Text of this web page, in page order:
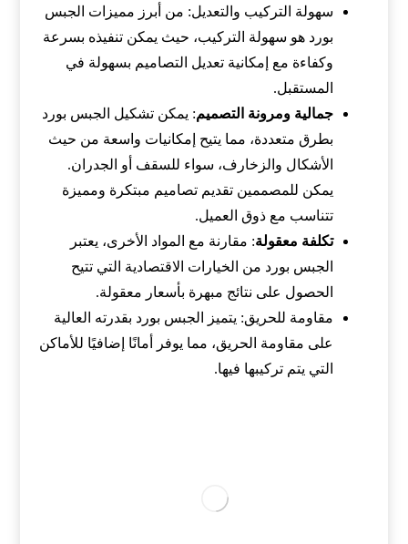
سهولة التركيب والتعديل: من أبرز مميزات الجبس
بورد هو سهولة التركيب، حيث يمكن تنفيذه بسرعة
وكفاءة مع إمكانية تعديل التصاميم بسهولة في
المستقبل.
جمالية ومرونة التصميم: يمكن تشكيل الجبس بورد
بطرق متعددة، مما يتيح إمكانيات واسعة من حيث
الأشكال والزخارف، سواء للسقف أو الجدران.
يمكن للمصممين تقديم تصاميم مبتكرة ومميزة
تتناسب مع ذوق العميل.
تكلفة معقولة: مقارنة مع المواد الأخرى، يعتبر
الجبس بورد من الخيارات الاقتصادية التي تتيح
الحصول على نتائج مبهرة بأسعار معقولة.
مقاومة للحريق: يتميز الجبس بورد بقدرته العالية
على مقاومة الحريق، مما يوفر أمانًا إضافيًا للأماكن
التي يتم تركيبها فيها.